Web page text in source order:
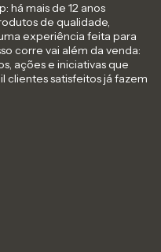
há mais de 12 anos
de qualidade,
experiência feita para
corre vai além da venda:
ações e iniciativas que
clientes satisfeitos já fazem